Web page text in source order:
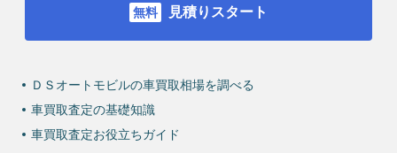
見積りスタート
ＤＳオートモビルの車買取相場を調べる
車買取査定の基礎知識
車買取査定お役立ちガイド